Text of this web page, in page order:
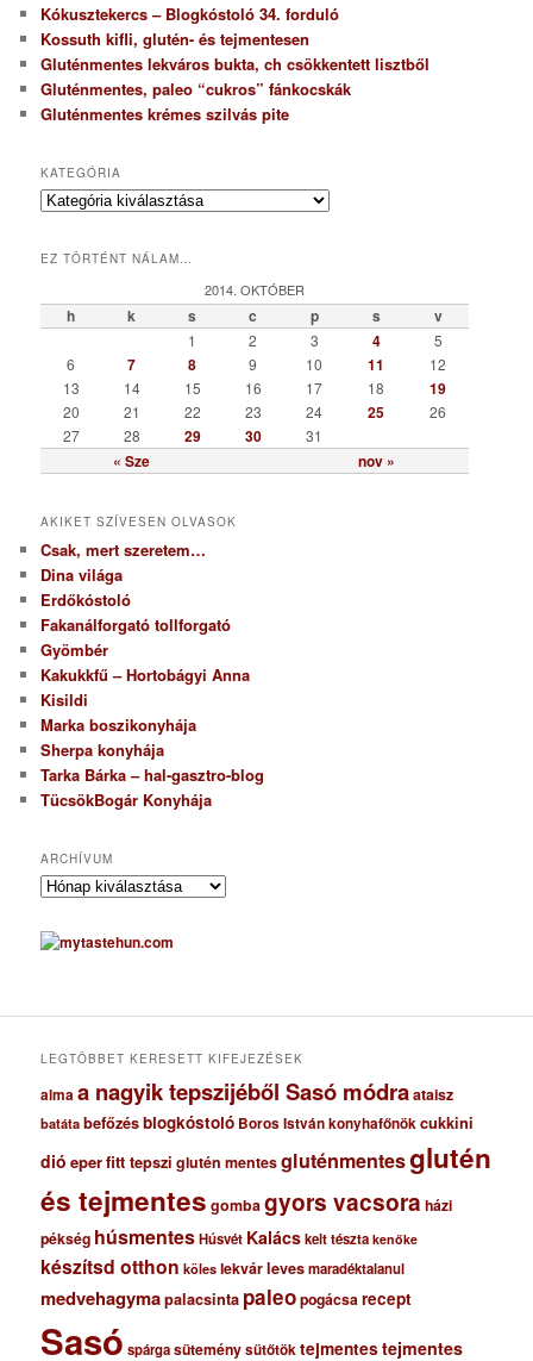
Kókusztekercs – Blogkóstoló 34. forduló
Kossuth kifli, glutén- és tejmentesen
Gluténmentes lekváros bukta, ch csökkentett lisztből
Gluténmentes, paleo “cukros” fánkocskák
Gluténmentes krémes szilvás pite
KATEGÓRIA
K
e
r
EZ TÖRTÉNT NÁLAM…
2014. OKTÓBER
h k s c p s v
« Sze nov »
1 2 3 4
5
6
7 8 9 10 11
12
13
14 15 16 17 18 19
20 21 22 23 24 25
26
27
28 29 30 31
AKIKET SZÍVESEN OLVASOK
Csak, mert szeretem…
Dina világa
Erdőkóstoló
Fakanálforgató tollforgató
Gyömbér
Kakukkfű – Hortobágyi Anna
Kisildi
Marka boszikonyhája
Sherpa konyhája
Tarka Bárka – hal-gasztro-blog
TücsökBogár Konyhája
ARCHÍVUM
A
c
h
u
LEGTÖBBET KERESETT KIFEJEZÉSEK
almaa nagyik tepszijéből Sasó módraataisz
batáta befőzésblogkóstoló Boros István konyhafőnökcukkini
dió eperfitt tepszi glutén mentesgluténmentesglutén
és tejmentes gombagyors vacsora házi
pékség húsmentesHúsvét Kalácskelt tészta kenőke
készítsd otthon köles lekvárlevesmaradéktalanul
medvehagymapalacsinta paleopogácsa recept
Sasó spárgasüteménysütőtöktejmentestejmentes